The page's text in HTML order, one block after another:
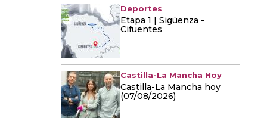
Deportes
Etapa 1 | Sigüenza -
Cifuentes
Castilla-La Mancha Hoy
Castilla-La Mancha hoy
(07/08/2026)